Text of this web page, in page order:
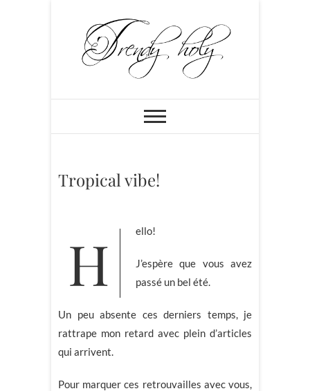
Trendyholy
PEPS!!!
Tropical vibe!
Hello!
J’espère que vous avez
passé un bel été.
Un peu absente ces derniers temps, je
rattrape mon retard avec plein d’articles
qui arrivent.
Pour marquer ces retrouvailles avec vous,